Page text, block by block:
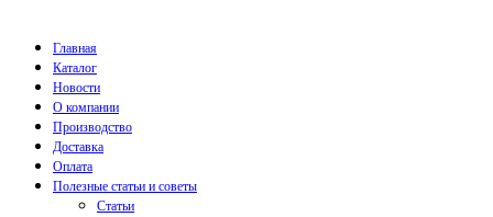
Главная
Каталог
Новости
О компании
Производство
Доставка
Оплата
Полезные статьи и советы
Статьи